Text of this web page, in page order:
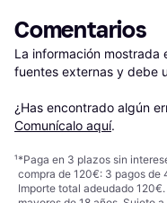
Comentarios
La información
fuentes externas y debe
¿Has encontrado algún
Comunícalo aquí.
¹*Paga en 3 plazos sin
compra de 120€: 3 pagos de
Importe total adeudado